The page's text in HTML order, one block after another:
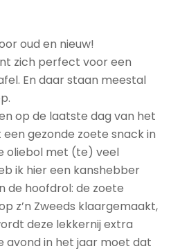
oud en nieuw!
zich perfect voor een
En daar staan meestal
op de laatste dag van het
gezonde zoete snack in
oliebol met (te) veel
ik hier een kanshebber
de hoofdrol: de zoete
z’n Zweeds klaargemaakt,
deze lekkernij extra
avond in het jaar moet dat